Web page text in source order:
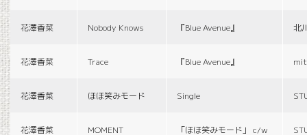
花澤香菜 Nobody Knows 『Blue Avenue』 北
花澤香菜 Trace 『Blue Avenue』
花澤香菜 ほほ笑みモード Single
花澤香菜 MOMENT 「ほほ笑みモード」 c/w